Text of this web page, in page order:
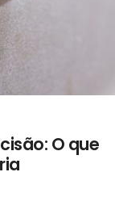
O que